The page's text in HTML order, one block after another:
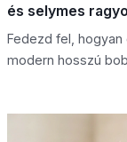
és selymes
Fedezd fel,
modern hosszú